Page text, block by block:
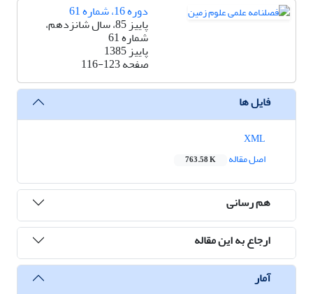
دوره 16، شماره 61
پاییز 85، سال شانزدهم،
شماره 61
پاییز 1385
صفحه116-123
فایل ها
اصل مقاله
763.58 K
هم رسانی
ارجاع به این مقاله
آمار